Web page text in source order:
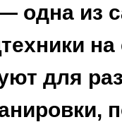
одна из
для